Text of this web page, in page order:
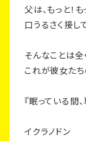
父は、もっと！も
口うるさく接し
そんなことは全
これが彼女たち
『眠っている間
イクラノドン